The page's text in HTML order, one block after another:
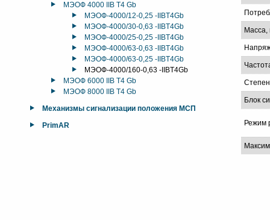
МЭОФ 4000 IIB T4 Gb
МЭОФ-4000/12-0,25 -IIBT4Gb
МЭОФ-4000/30-0,63 -IIBT4Gb
МЭОФ-4000/25-0,25 -IIBT4Gb
МЭОФ-4000/63-0,63 -IIBT4Gb
МЭОФ-4000/63-0,25 -IIBT4Gb
МЭОФ-4000/160-0,63 -IIBT4Gb
МЭОФ 6000 IIB T4 Gb
МЭОФ 8000 IIB T4 Gb
Механизмы сигнализации положения МСП
PrimAR
Масса,
Блок
Режим